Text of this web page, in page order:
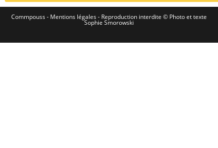
Commpouss - Mentions légales- Reproduction interdite © Photo et texte
Sophie Smorowski